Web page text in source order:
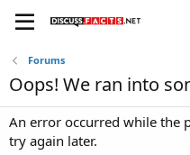
Forums
Oops! We ran into
An error occurred while the
try again later.